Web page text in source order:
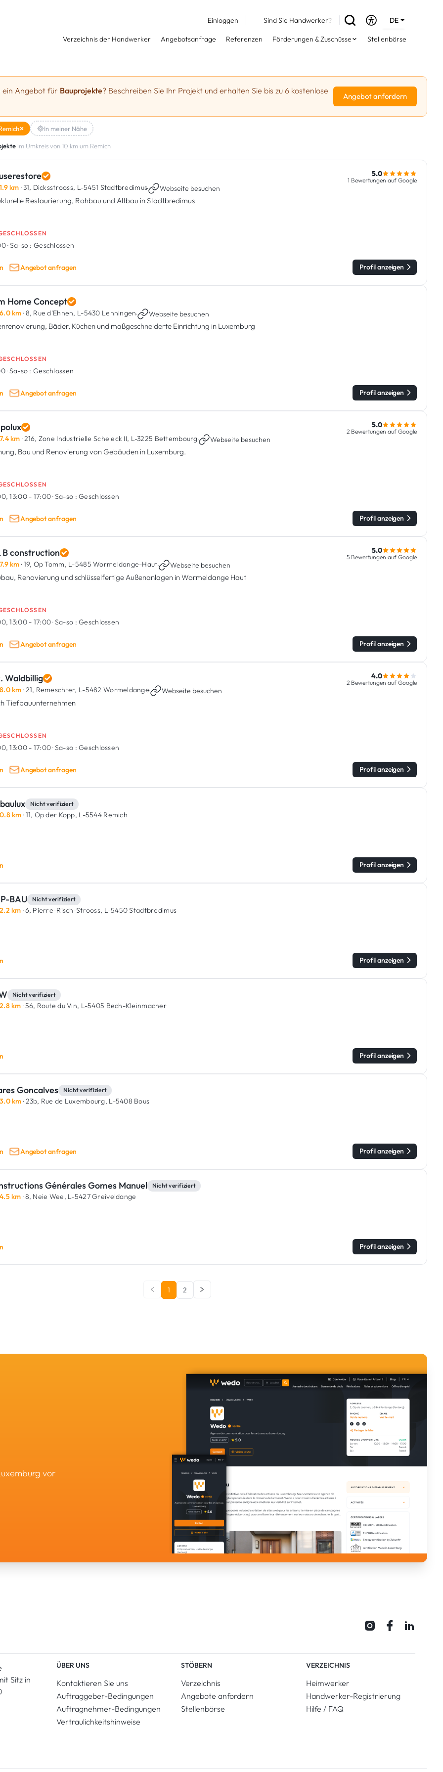
Einloggen Sind Sie Handwerker?
DE
EN
Verzeichnis der Handwerker Angebotsanfrage Referenzen Förderungen & Zuschüsse Stellenbörse
ein Angebot für Bauprojekte? Beschreiben Sie Ihr Projekt und erhalten Sie bis zu 6 kostenlose
Angebot anfordern
In meiner Nähe
im Umkreis von 10 km um Remich
1.9 km · 31, Dicksstrooss, L-5451 Stadtbredimus· Webseite besuchen
Restaurierung, Rohbau und Altbau in Stadtbredimus
5.0
1 Bewertungen auf Google
·Sa-so : Geschlossen
Angebot anfragen Profil anzeigen
Home Concept
6.0 km · 8, Rue d'Ehnen, L-5430 Lenningen· Webseite besuchen
Bäder, Küchen und maßgeschneiderte Einrichtung in Luxemburg
·Sa-so : Geschlossen
Angebot anfragen Profil anzeigen
7.4 km · 216, Zone Industrielle Scheleck II, L-3225 Bettembourg· Webseite besuchen
Bau und Renovierung von Gebäuden in Luxemburg.
5.0
2 Bewertungen auf Google
13:00 - 17:00·Sa-so : Geschlossen
Angebot anfragen Profil anzeigen
B construction
7.9 km · 19, Op Tomm, L-5485 Wormeldange-Haut· Webseite besuchen
Renovierung und schlüsselfertige Außenanlagen in Wormeldange Haut
5.0
5 Bewertungen auf Google
13:00 - 17:00·Sa-so : Geschlossen
Angebot anfragen Profil anzeigen
Waldbillig
8.0 km · 21, Remeschter, L-5482 Wormeldange· Webseite besuchen
Tiefbauunternehmen
4.0
2 Bewertungen auf Google
13:00 - 17:00·Sa-so : Geschlossen
Angebot anfragen Profil anzeigen
Nicht verifiziert
0.8 km · 11, Op der Kopp, L-5544 Remich
Profil anzeigen
BAU Nicht verifiziert
2.2 km · 6, Pierre-Risch-Strooss, L-5450 Stadtbredimus
Profil anzeigen
Nicht verifiziert
2.8 km · 56, Route du Vin, L-5405 Bech-Kleinmacher
Profil anzeigen
Goncalves Nicht verifiziert
3.0 km · 23b, Rue de Luxembourg, L-5408 Bous
Angebot anfragen Profil anzeigen
Générales Gomes Manuel Nicht verifiziert
4.5 km · 8, Neie Wee, L-5427 Greiveldange
Profil anzeigen
1 2
vor
Sitz in
ÜBER UNS
Kontaktieren Sie uns
Auftraggeber-Bedingungen
Auftragnehmer-Bedingungen
Vertraulichkeitshinweise
STÖBERN
Verzeichnis
Angebote anfordern
Stellenbörse
VERZEICHNIS
Heimwerker
Handwerker-Registrierung
Hilfe / FAQ